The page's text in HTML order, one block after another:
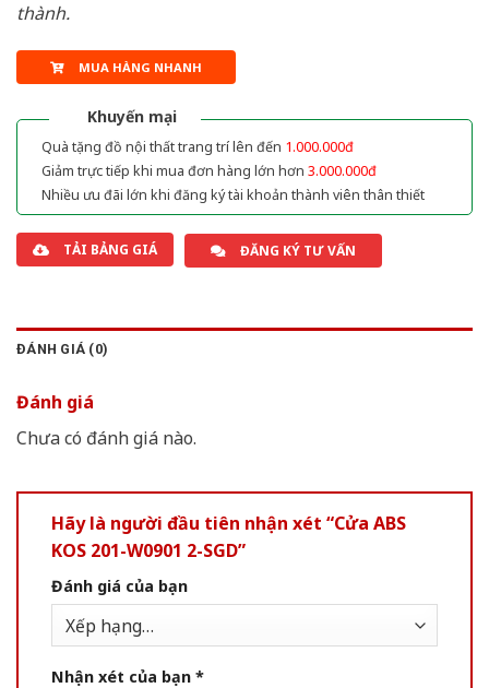
thành.
MUA HÀNG NHANH
Khuyến mại
Quà tặng đồ nội thất trang trí lên đến 1.000.000đ
Giảm trực tiếp khi mua đơn hàng lớn hơn 3.000.000đ
Nhiều ưu đãi lớn khi đăng ký tài khoản thành viên thân thiết
TẢI BẢNG GIÁ ĐĂNG KÝ TƯ VẤN
ĐÁNH GIÁ (0)
Đánh giá
Chưa có đánh giá nào.
Hãy là người đầu tiên nhận xét “Cửa ABS
KOS 201-W0901 2-SGD”
Đánh giá của bạn
Nhận xét của bạn *